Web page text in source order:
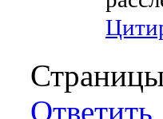
Ответить